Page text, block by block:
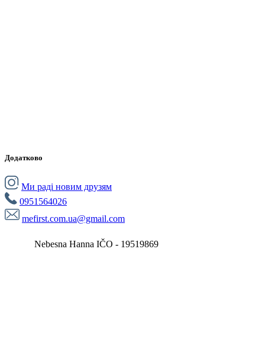
Додатково
Ми раді новим друзям
0951564026
mefirst.com.ua@gmail.com
Nebesna Hanna IČO - 19519869